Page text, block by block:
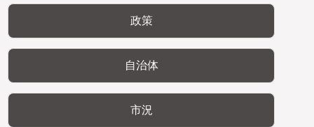
政策
自治体
市況